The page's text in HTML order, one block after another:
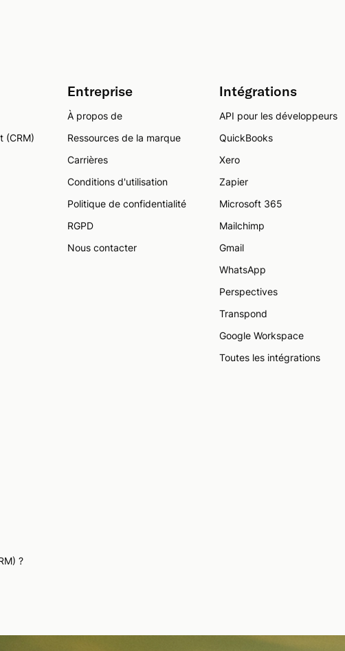
(CRM)
Entreprise
À propos de
Ressources de la marque
Carrières
Conditions d'utilisation
Politique de confidentialité
RGPD
Nous contacter
Intégrations
API pour les développeurs
QuickBooks
Xero
Zapier
Microsoft 365
Mailchimp
Gmail
WhatsApp
Perspectives
Transpond
Google Workspace
Toutes les intégrations
?